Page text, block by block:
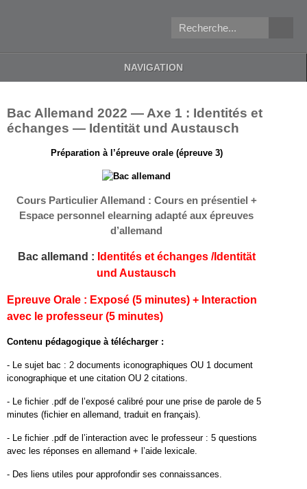
NAVIGATION
Bac Alle­mand 2022 — Axe 1 : Iden­tités et
échanges — Iden­tität und Aus­tausch
Pré­pa­ra­tion à l’épreuve orale (épreuve 3)
Cours Par­ti­c­ulier Alle­mand : Cours en présen­tiel +
Espace per­son­nel elearn­ing adapté aux épreuves
d’allemand
Bac alle­mand : Iden­tités et échanges /​Iden­tität
und Aus­tausch
Epreuve Orale : Exposé (5 min­utes) + Inter­ac­tion
avec le pro­fesseur (5 min­utes)
Con­tenu péd­a­gogique à télécharger :
- Le sujet bac : 2 doc­u­ments icono­graphiques OU 1 doc­u­ment
icono­graphique et une cita­tion OU 2 citations.
- Le fichier .pdf de l’exposé cal­i­bré pour une prise de parole de 5
min­utes (fichier en alle­mand, traduit en français).
- Le fichier .pdf de l’interaction avec le pro­fesseur : 5 ques­tions
avec les réponses en alle­mand + l’aide lexicale.
- Des liens utiles pour appro­fondir ses connaissances.